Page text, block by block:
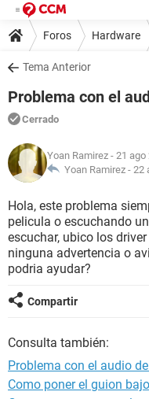
Foros Hardware
Tema Anterior
Problema con el
Cerrado
Yoan Ramirez - 21 ago
Yoan Ramirez - 22
Hola, este problema
pelicula o escuchando
escuchar, ubico los
ninguna advertencia o
podria ayudar?
Compartir
Consulta también:
Problema con el audio
Como poner el guion